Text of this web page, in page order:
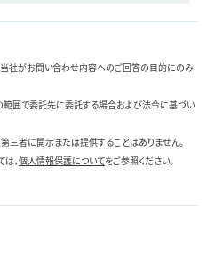
社がお問い合わせ内容へのご回答の目的にのみ
囲で委託先に委託する場合および法令に基づい
三者に開示または提供することはありません。
、個人情報保護についてをご参照ください。